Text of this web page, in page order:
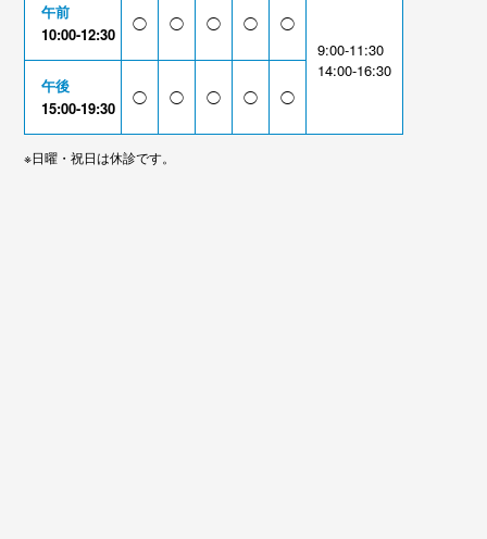
午前
10:00-12:30
◯ ◯ ◯ ◯
◯
9:00-11:30
14:00-16:30
午後
15:00-19:30
◯ ◯ ◯ ◯ ◯
※日曜・祝日は休診です。